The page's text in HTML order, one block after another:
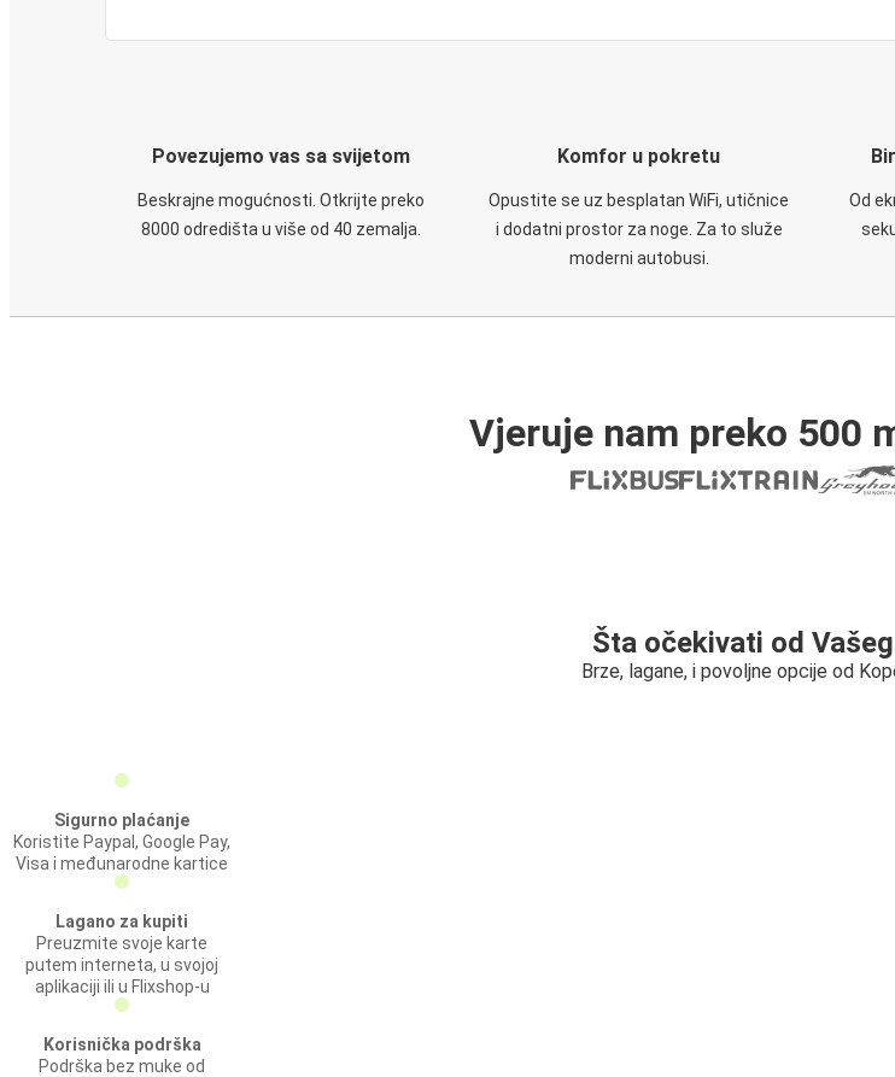
Povezujemo vas sa svijetom
Beskrajne mogućnosti. Otkrijte preko
8000 odredišta u više od 40 zemalja.
Komfor u pokretu
Opustite se uz besplatan WiFi, utičnice
i dodatni prostor za noge. Za to služe
moderni autobusi.
Od
Vjeruje nam preko 500
Šta očekivati od
Brze, lagane, i povoljne opcije od
Sigurno plaćanje
Koristite Paypal, Google Pay,
Visa i međunarodne kartice
Lagano za kupiti
Preuzmite svoje karte
putem interneta, u svojoj
aplikaciji ili u Flixshop-u
Korisnička podrška
Podrška bez muke od